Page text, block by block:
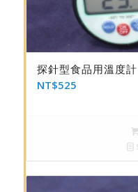
探針型食品用溫度
NT$525